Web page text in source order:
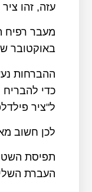
עזה, זהו
באוקטובר
ההברחות
כדי
ל"ציר
לכן חשוב
תפיסת
העברת